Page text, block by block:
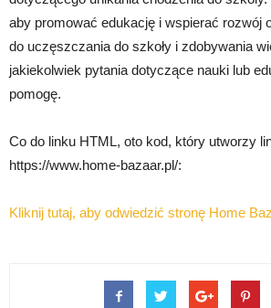
aby promować edukację i wspierać rozwój
do uczęszczania do szkoły i zdobywania
jakiekolwiek pytania dotyczące nauki lub
pomogę.
Co do linku HTML, oto kod, który utworzy
https://www.home-bazaar.pl/:
Kliknij tutaj, aby odwiedzić stronę Home